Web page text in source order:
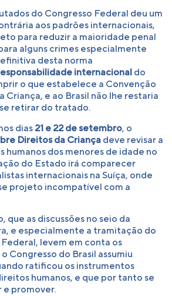
do Congresso Federal deu um
aos padrões internacionais,
para reduzir a maioridade penal
alguns crimes especialmente
desta norma
internacional do
o que estabelece a Convenção
Criança, e ao Brasil não lhe restaria
retirar do tratado.
dias 21 e 22 de setembro, o
Direitos da Criança deve revisar a
humanos dos menores de idade no
do Estado irá comparecer
internacionais na Suíça, onde
projeto incompatível com a
que as discussões no seio da
e especialmente a tramitação do
levem em conta os
Congresso do Brasil assumiu
ratificou os instrumentos
humanos, e que por tanto se
e promover.